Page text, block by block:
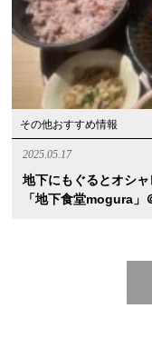
その他おすすめ情報
2025.05.17
地下にもぐるとオシ
「地下食堂mogura」